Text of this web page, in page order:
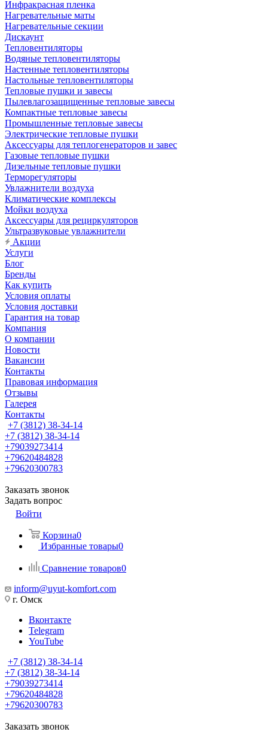
Инфракрасная пленка
Нагревательные маты
Нагревательные секции
Дискаунт
Тепловентиляторы
Водяные тепловентиляторы
Настенные тепловентиляторы
Настольные тепловентиляторы
Тепловые пушки и завесы
Пылевлагозащищенные тепловые завесы
Компактные тепловые завесы
Промышленные тепловые завесы
Электрические тепловые пушки
Аксессуары для теплогенераторов и завес
Газовые тепловые пушки
Дизельные тепловые пушки
Терморегуляторы
Увлажнители воздуха
Климатические комплексы
Мойки воздуха
Аксессуары для рециркуляторов
Ультразвуковые увлажнители
Акции
Услуги
Блог
Бренды
Как купить
Условия оплаты
Условия доставки
Гарантия на товар
Компания
О компании
Новости
Вакансии
Контакты
Правовая информация
Отзывы
Галерея
Контакты
+7 (3812) 38-34-14
+7 (3812) 38-34-14
+79039273414
+79620484828
+79620300783
Заказать звонок
Задать вопрос
Войти
Корзина0
Избранные товары0
Сравнение товаров0
inform@uyut-komfort.com
г. Омск
Вконтакте
Telegram
YouTube
+7 (3812) 38-34-14
+7 (3812) 38-34-14
+79039273414
+79620484828
+79620300783
Заказать звонок